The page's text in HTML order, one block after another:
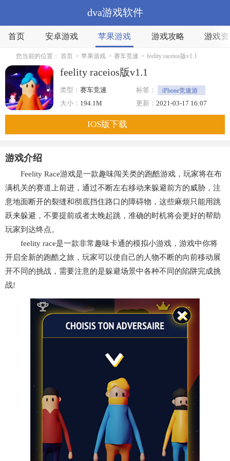
dva游戏软件
首页 安卓游戏 苹果游戏 游戏攻略 游戏
您当前的位置： 首页 > 苹果游戏 > 赛车竞速 > feelity raceios版v1.1
feelity raceios版v1.1
类型： 赛车竞速 标签：
iPhone竞速游
戏
跑酷
大小： 194.1M 更新： 2021-03-17 16:07
IOS版下载
游戏介绍
Feelity Race游戏是一款趣味闯关类的跑酷游戏，玩家将在布
满机关的赛道上前进，通过不断左右移动来躲避前方的威胁，注
意地面断开的裂缝和彻底挡住路口的障碍物，这些麻烦只能用跳
跃来躲避，不要提前或者太晚起跳，准确的时机将会更好的帮助
玩家到达终点。
feelity race是一款非常趣味卡通的模拟小游戏，游戏中你将
开启全新的跑酷之旅，玩家可以使自己的人物不断的向前移动展
开不同的挑战，需要注意的是躲避场景中各种不同的陷阱完成挑
战!